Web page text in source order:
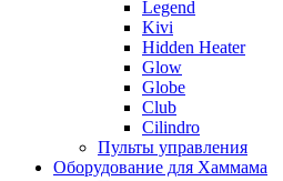
Legend
Kivi
Hidden Heater
Glow
Globe
Club
Cilindro
Пульты управления
Оборудование для Хаммама